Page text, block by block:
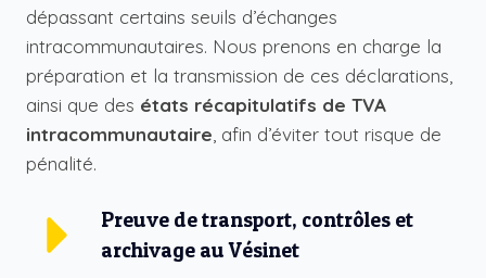
dépassant certains seuils d’échanges
intracommunautaires. Nous prenons en charge la
préparation et la transmission de ces déclarations,
ainsi que des états récapitulatifs de TVA
intracommunautaire , afin d’éviter tout risque de
pénalité.
Preuve de transport, contrôles et
archivage au Vésinet